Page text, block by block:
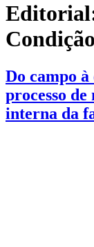
Do campo
processo
interna da